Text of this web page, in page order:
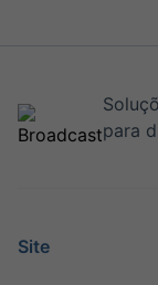
para
Site